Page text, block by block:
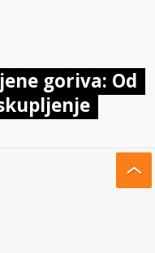
goriva: Od